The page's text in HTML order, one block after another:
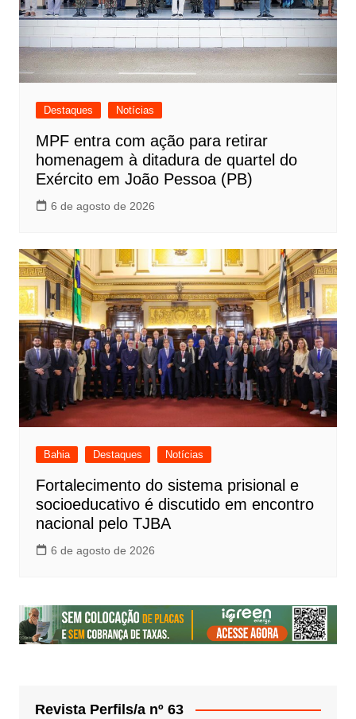
Destaques Notícias
MPF entra com ação para retirar
homenagem à ditadura de quartel do
Exército em João Pessoa (PB)
6 de agosto de 2026
Bahia Destaques Notícias
Fortalecimento do sistema prisional e
socioeducativo é discutido em encontro
nacional pelo TJBA
6 de agosto de 2026
Revista Perfils/a nº 63